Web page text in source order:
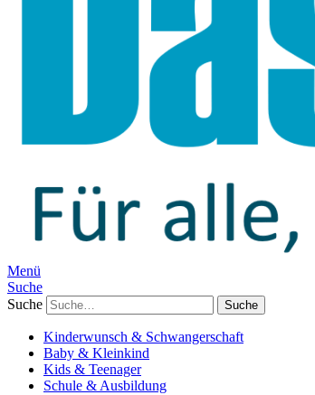
Menü
Suche
Suche
Kinderwunsch & Schwangerschaft
Baby & Kleinkind
Kids & Teenager
Schule & Ausbildung